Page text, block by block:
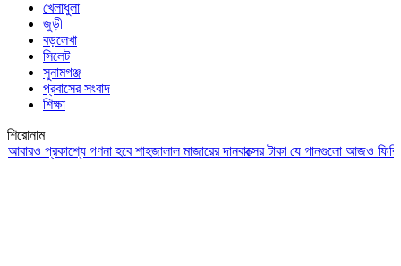
খেলাধুলা
জুড়ী
বড়লেখা
সিলেট
সুনামগঞ্জ
প্রবাসের সংবাদ
শিক্ষা
শিরোনাম
প্রকাশ্যে গণনা হবে শাহজালাল মাজারের দানবাক্সের টাকাযে গানগুলো আজও ফিরিয়ে